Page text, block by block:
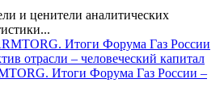
и ценители аналитических
Итоги Форума Газ России –